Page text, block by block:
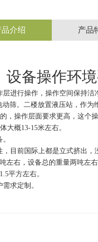
品介绍 产品
设备操作环
进行操作，操作空间保持
筛。二楼放置液压站，作为
，操作层面要求更高，这个
大概13-15米左右。
目前国际上都是立式挤出，
左右，设备总的重量两吨左右
平方左右。
求定制。